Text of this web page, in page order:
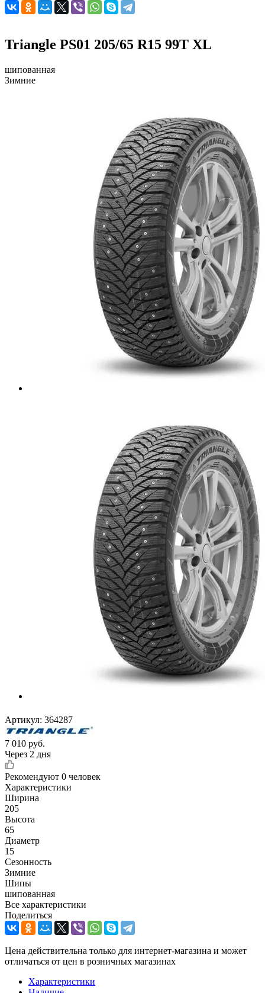
Triangle PS01 205/65 R15 99T XL
шипованная
Зимние
Артикул: 364287
7 010 руб.
Через 2 дня
Рекомендуют 0 человек
Характеристики
Ширина
205
Высота
65
Диаметр
15
Сезонность
Зимние
Шипы
шипованная
Все характеристики
Поделиться
Цена действительна только для интернет-магазина и может
отличаться от цен в розничных магазинах
Характеристики